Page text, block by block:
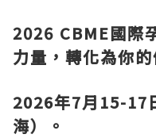
2026 CBME國際
力量，轉化為你
2026年7月15-17
海）。